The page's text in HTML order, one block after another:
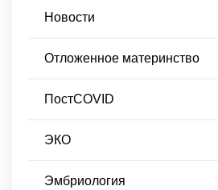
Новости
Отложенное материнство
ПостCOVID
ЭКО
Эмбриология